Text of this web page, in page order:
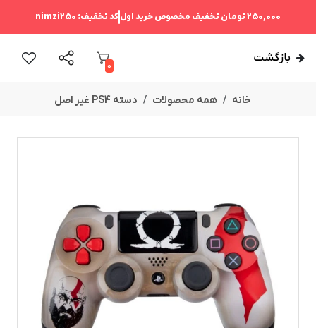
250,000 تومان تخفیف مخصوص خرید اولکد تخفیف: nimzi250
بازگشت
0
خانه همه محصولات دسته PS4 غیر اصل